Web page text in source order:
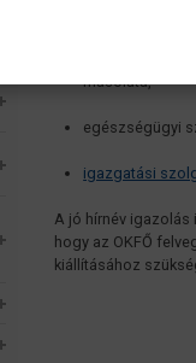
érvényes
másolata,
egészségügyi
igazgatási
A jó hírnév igazolás
hogy az OKFŐ
kiállításához